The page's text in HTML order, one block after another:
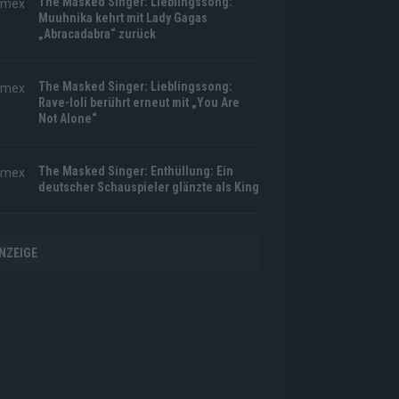
Muuhnika kehrt mit Lady Gagas
„Abracadabra“ zurück
The Masked Singer: Lieblingssong:
Rave-Ioli berührt erneut mit „You Are
Not Alone“
The Masked Singer: Enthüllung: Ein
deutscher Schauspieler glänzte als King